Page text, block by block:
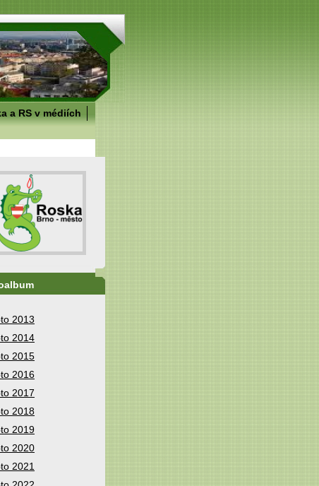
a RS v médiích
2013
2014
2015
2016
2017
2018
2019
2020
2021